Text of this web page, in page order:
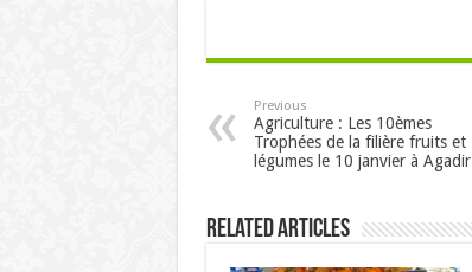
Previous
Agriculture : Les 10èmes
Trophées de la filière fruits et
légumes le 10 janvier à Agadir
Related Articles